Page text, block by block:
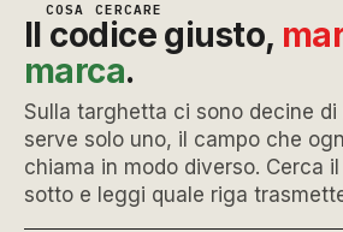
COSA CERCARE
Il codice giusto,
marca.
Sulla targhetta ci sono decine di
serve solo uno, il campo che
chiama in modo diverso. Cerca
sotto e leggi quale riga